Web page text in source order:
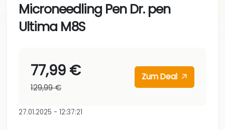
Microneedling Pen Dr. pen
Ultima M8S
77,99 €
129,99 €
Zum Deal
27.01.2025 - 12:37:21